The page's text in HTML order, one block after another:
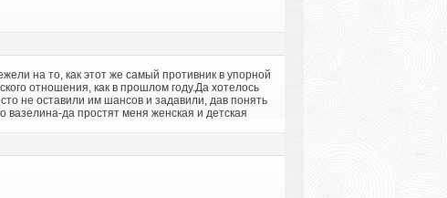
на то, как этот же самый противник в упорной
отношения, как в прошлом году.Да хотелось
не оставили им шансов и задавили, дав понять
вазелина-да простят меня женская и детская